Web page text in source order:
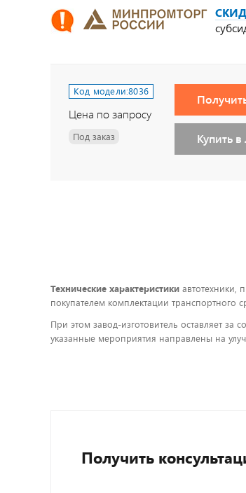
Код модели:8036
Цена по запросу
Под заказ Купить в
Технические характеристики автотехники,
покупателем комплектации транспортного
При этом завод-изготовитель оставляет за
указанные мероприятия направлены на
Получить